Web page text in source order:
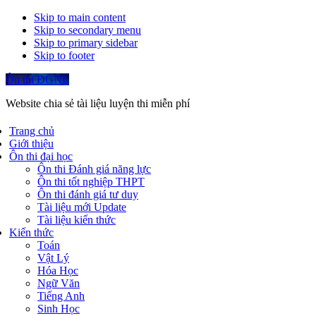
Skip to main content
Skip to secondary menu
Skip to primary sidebar
Skip to footer
Ôn thi ĐGNL
Website chia sẻ tài liệu luyện thi miễn phí
Trang chủ
Giới thiệu
Ôn thi đại học
Ôn thi Đánh giá năng lực
Ôn thi tốt nghiệp THPT
Ôn thi đánh giá tư duy
Tài liệu mới Update
Tài liệu kiến thức
Kiến thức
Toán
Vật Lý
Hóa Học
Ngữ Văn
Tiếng Anh
Sinh Học